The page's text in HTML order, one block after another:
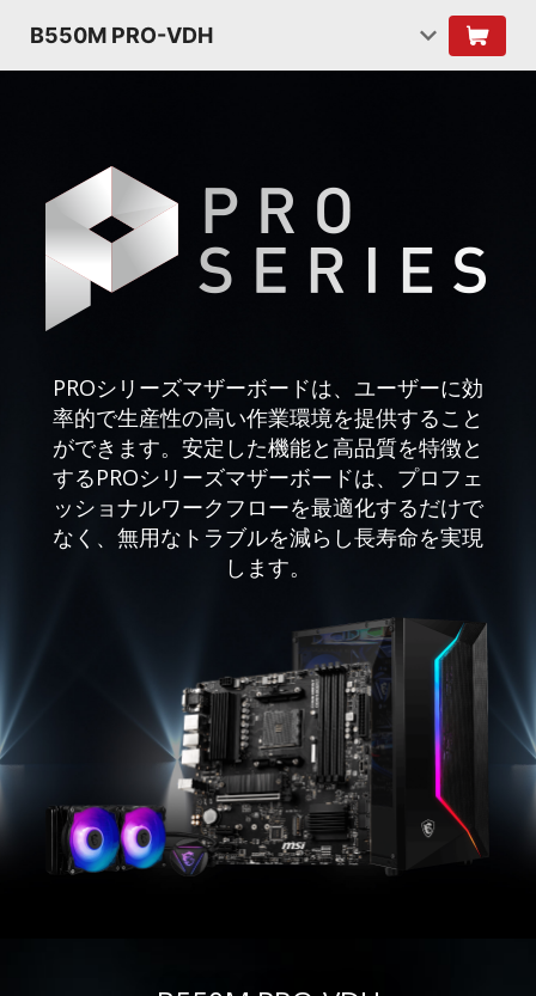
B550M PRO-VDH
PROシリーズマザーボードは、ユーザーに効
率的で生産性の高い作業環境を提供すること
ができます。安定した機能と高品質を特徴と
するPROシリーズマザーボードは、プロフェ
ッショナルワークフローを最適化するだけで
なく、無用なトラブルを減らし長寿命を実現
します。